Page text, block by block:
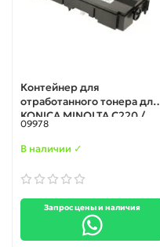
Контейнер для
отработанного тонера для
KONICA MINOLTA C220 /
C280 / C360 (A162WY1)
09978
В наличии ✓
Запрос цены и наличия